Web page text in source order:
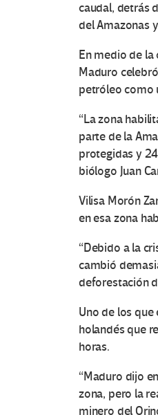
caudal, detrás
del Amazonas
En medio de
Maduro
petróleo como
“La zona
parte de la
protegidas y
biólogo Juan
Vilisa Morón
en esa zona
“Debido a la
cambió
deforestación
Uno de los
holandés que
horas.
“Maduro dijo
zona, pero la
minero del